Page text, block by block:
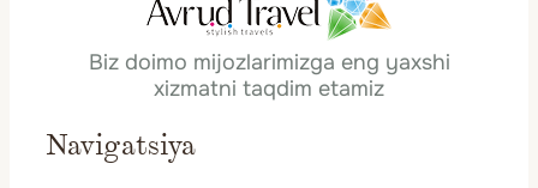
Biz doimo mijozlarimizga eng yaxshi
xizmatni taqdim etamiz
Navigatsiya